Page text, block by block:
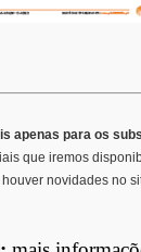
apenas para os
que iremos
novidades no